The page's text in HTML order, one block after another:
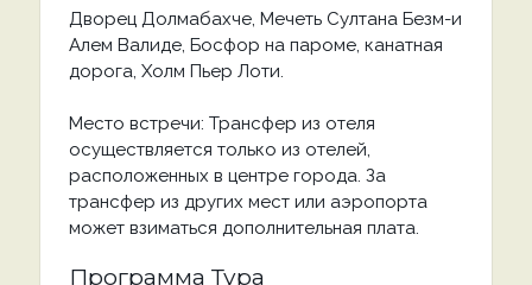
Дворец Долмабахче, Мечеть Султана Безм-и
Алем Валиде, Босфор на пароме, канатная
дорога, Холм Пьер Лоти.
Место встречи: Трансфер из отеля
осуществляется только из отелей,
расположенных в центре города. За
трансфер из других мест или аэропорта
может взиматься дополнительная плата.
Программа Тура